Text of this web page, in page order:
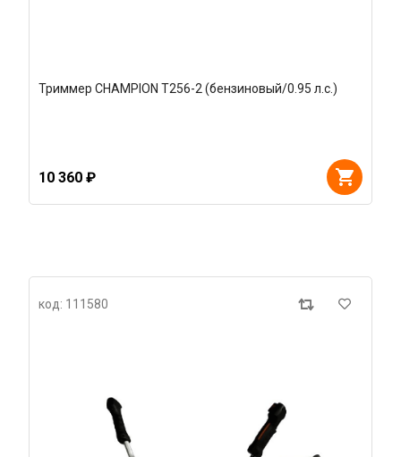
Триммер CHAMPION T256-2 (бензиновый/0.95 л.с.)
10 360 ₽
код: 111580